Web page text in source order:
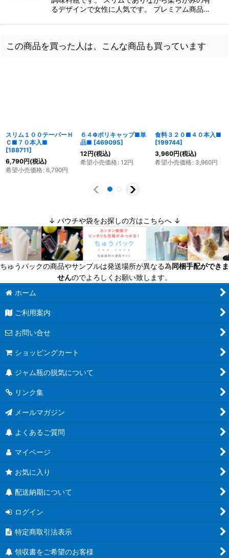
るデザインで女性に人気です。 プレミアム商品…
この商品を買った人は、こんな商品も買っています
スリム１００テーパーＨ
Ｃ■７０本入■
[188711]
6,790円(税込)
希望小売価格: 6,790円
６４Φポリキャップ■単
品■ [469095]
12円(税込)
希望小売価格: 12円
食料３２０■４０本入■
[199744]
3,960円(税込)
希望小売価格: 3,960円
↓ パウチや袋をお探しの方はこちらへ ↓
ちゅうパックの商品やサンプルは発送場所が異なる為同梱手配ができま
せんのでよろしくお願い致します。
ホーム
ご利用案内
お問い合せ
ショッピングカート
ジャム瓶の脱気について
リンク集
メールマガジン
よくあるご質問
マイページ
お気に入り
配送納期について
ログイン
特定商取引法表示
領収書をご希望のお客様